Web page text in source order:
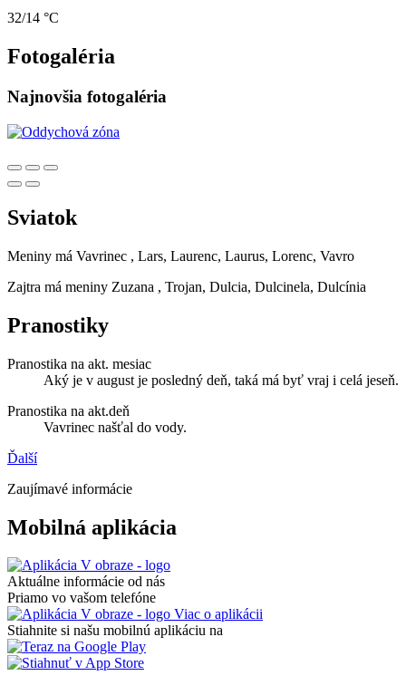
32/14 °C
Fotogaléria
Najnovšia fotogaléria
Sviatok
Meniny má Vavrinec , Lars, Laurenc, Laurus, Lorenc, Vavro
Zajtra má meniny Zuzana , Trojan, Dulcia, Dulcinela, Dulcínia
Pranostiky
Pranostika na akt. mesiac
Aký je v august je posledný deň, taká má byť vraj i celá jeseň.
Pranostika na akt.deň
Vavrinec našťal do vody.
Ďalší
Zaujímavé informácie
Mobilná aplikácia
Aktuálne informácie od nás
Priamo vo vašom telefóne
Viac o aplikácii
Stiahnite si našu mobilnú aplikáciu na